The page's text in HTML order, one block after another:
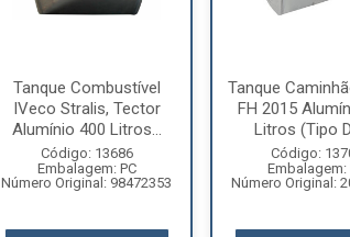
Tanque Combustível
IVeco Stralis, Tector
Alumínio 400 Litros...
Código: 13686
Embalagem: PC
Número Original: 98472353
Tanque
FH 2015
Litros (Tipo
Código:
Embalagem:
Número Original: